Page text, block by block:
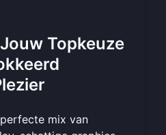
Topkeuze
mix van